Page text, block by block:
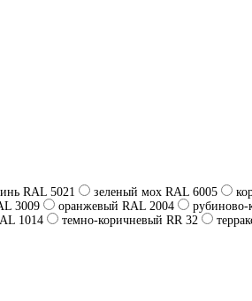
RAL 5021 зеленый мох RAL 6005
3009 оранжевый RAL 2004 рубиново-
1014 темно-коричневый RR 32